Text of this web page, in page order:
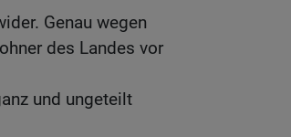
Genau wegen
des Landes vor
und ungeteilt